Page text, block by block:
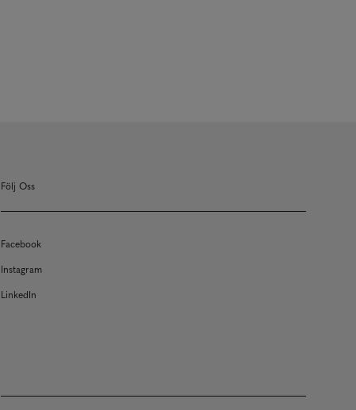
Följ Oss
Facebook
Instagram
LinkedIn